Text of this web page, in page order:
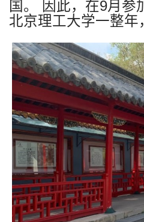
国。 因此，在9月参
北京理工大学一整